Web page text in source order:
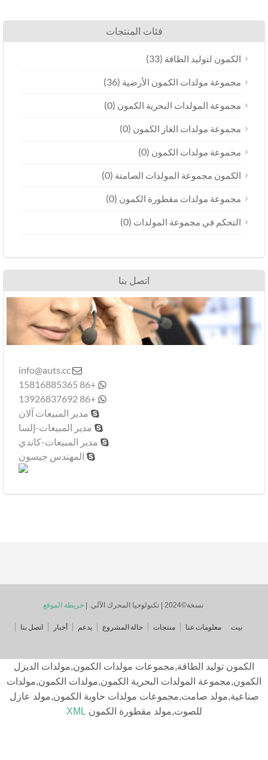
فئات المنتجات
لتوليد الطاقة(33)
مولدات الكمون الأرضية(36)
المولدات البحرية الكمون(0)
مولدات الغاز الكمون(0)
مولدات الكمون (0)
مجموعة المولدات الصامتة(0)
مولدات مقطورة الكمون(0)
في مجموعة المولدات(0)
info@auts.cc
مدير المبيعات آلان
مدير المبيعات-إلسا
مدير المبيعات-كاندي
المهندس جيسون
خريطة الموقع
معلومات عنا منتجات حالة المشروع يدعم أخبار اتصل بنا
توليد الطاقة,مجموعات مولدات الكمون,مولدات الديزل
المولدات البحرية الكمون,مولدات الكمون,مولدات
صامت,مجموعات مولدات حاوية الكمون,مولد عازل
للصوت,مولد مقطورة الكمون XML